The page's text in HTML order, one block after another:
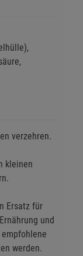
verzehren.
kleinen
Ersatz für
und
werden.